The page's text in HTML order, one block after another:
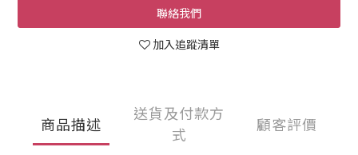
聯絡我們
加入追蹤清單
商品描述
送貨及付款方
式
顧客評價